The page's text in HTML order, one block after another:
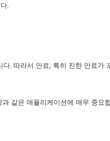
.
. 따라서 안료, 특히 진한 안료
같은 애플리케이션에 매우 중요